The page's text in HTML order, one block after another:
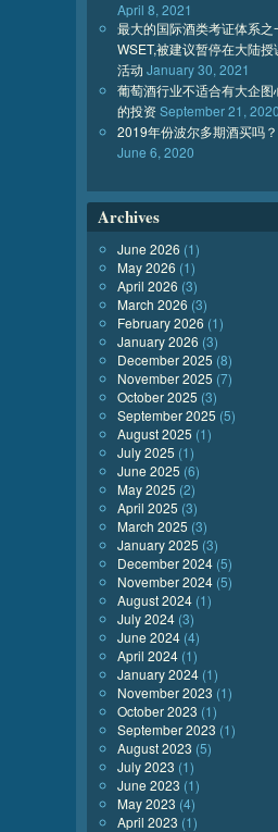
April 8, 2021
最大的国际酒类考证体系之
WSET,被建议暂停在大陆授
活动 January 30, 2021
葡萄酒行业不适合有大企图
的投资September 21, 2020
2019年份波尔多期酒买吗？
June 6, 2020
Archives
June 2026 (1)
May 2026 (1)
April 2026 (3)
March 2026 (3)
February 2026 (1)
January 2026 (3)
December 2025 (8)
November 2025 (7)
October 2025 (3)
September 2025 (5)
August 2025 (1)
July 2025 (1)
June 2025 (6)
May 2025 (2)
April 2025 (3)
March 2025 (3)
January 2025 (3)
December 2024 (5)
November 2024 (5)
August 2024 (1)
July 2024 (3)
June 2024 (4)
April 2024 (1)
January 2024 (1)
November 2023 (1)
October 2023 (1)
September 2023 (1)
August 2023 (5)
July 2023 (1)
June 2023 (1)
May 2023 (4)
April 2023 (1)